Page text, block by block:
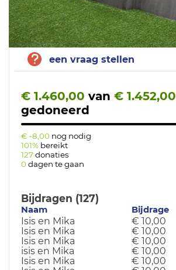
een vraag stellen
€ 1.460,00 van € 1.452,00
gedoneerd
€ -8,00 nog nodig
101% bereikt
127donaties
0dagen te gaan
Bijdragen (127)
Naam Bijdrage
Isis en Mika € 10,00
Isis en Mika
€ 10,00
Isis en Mika
€ 10,00
isis en Mika
€ 10,00
Isis en Mika
€ 10,00